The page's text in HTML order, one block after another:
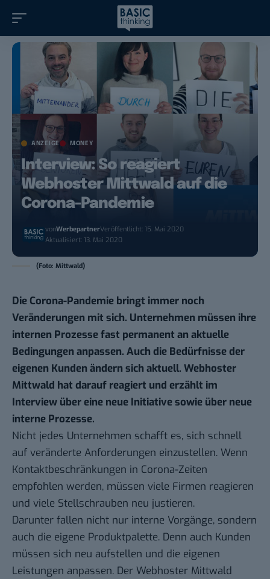
ANZEIGE MONEY
Interview: So reagiert
Webhoster Mittwald auf die
Corona-Pandemie
vonWerbepartnerVeröffentlicht: 15. Mai 2020
Aktualisiert: 13. Mai 2020
(Foto: Mittwald)
Die Corona-Pandemie bringt immer noch
Veränderungen mit sich. Unternehmen müssen ihre
internen Prozesse fast permanent an aktuelle
Bedingungen anpassen. Auch die Bedürfnisse der
eigenen Kunden ändern sich aktuell. Webhoster
Mittwald hat darauf reagiert und erzählt im
Interview über eine neue Initiative sowie über neue
interne Prozesse.
Nicht jedes Unternehmen schafft es, sich schnell
auf veränderte Anforderungen einzustellen. Wenn
Kontaktbeschränkungen in Corona-Zeiten
empfohlen werden, müssen viele Firmen reagieren
und viele Stellschrauben neu justieren.
Darunter fallen nicht nur interne Vorgänge, sondern
auch die eigene Produktpalette. Denn auch Kunden
müssen sich neu aufstellen und die eigenen
Leistungen anpassen. Der Webhoster Mittwald